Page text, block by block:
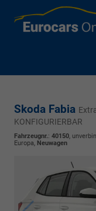
Skoda Fabia
KONFIGURIERBAR
Fahrzeugnr.: 40150,
Europa, Neuwagen